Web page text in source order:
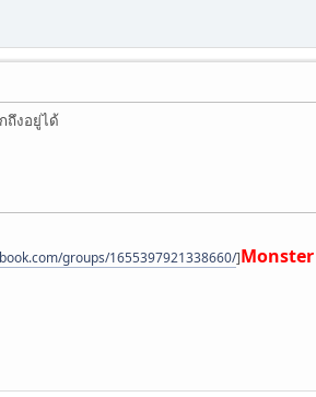
ถึงอยู่ได้
groups/1655397921338660/]Monster